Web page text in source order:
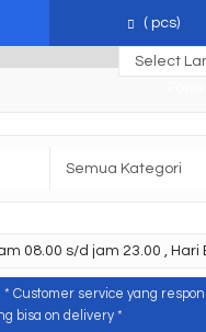
( pcs)
08.00 s/d jam 23.00 ,
* Customer service yang
bisa on delivery *